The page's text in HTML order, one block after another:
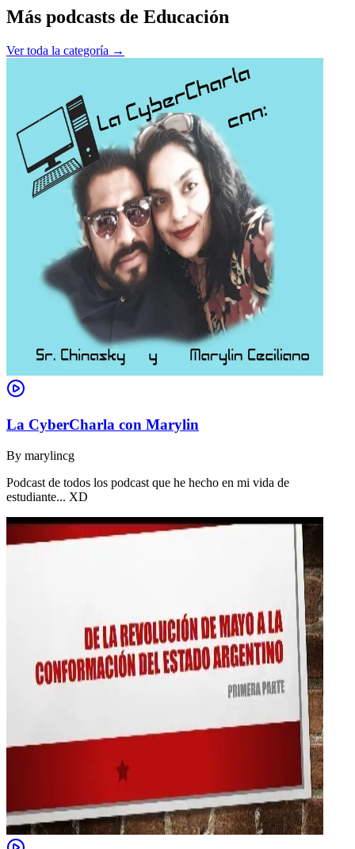
Más podcasts de Educación
Ver toda la categoría →
La CyberCharla con Marylin
By marylincg
Podcast de todos los podcast que he hecho en mi vida de
estudiante... XD